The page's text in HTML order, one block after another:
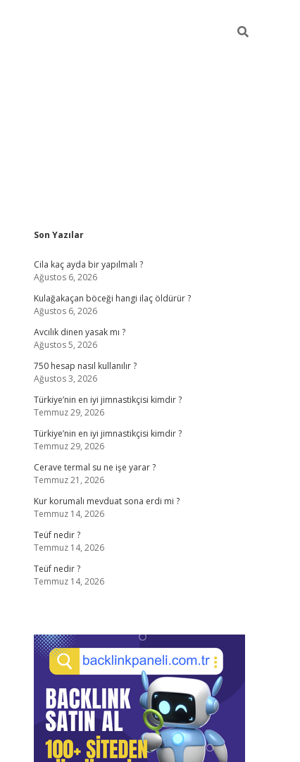
Sidebar
Son Yazılar
Cila kaç ayda bir yapılmalı ?
Ağustos 6, 2026
Kulağakaçan böceği hangi ilaç öldürür ?
Ağustos 6, 2026
Avcılık dinen yasak mı ?
Ağustos 5, 2026
750 hesap nasıl kullanılır ?
Ağustos 3, 2026
Türkiye’nin en iyi jimnastikçisi kimdir ?
Temmuz 29, 2026
Türkiye’nin en iyi jimnastikçisi kimdir ?
Temmuz 29, 2026
Cerave termal su ne işe yarar ?
Temmuz 21, 2026
Kur korumalı mevduat sona erdi mi ?
Temmuz 14, 2026
Teüf nedir ?
Temmuz 14, 2026
Teüf nedir ?
Temmuz 14, 2026